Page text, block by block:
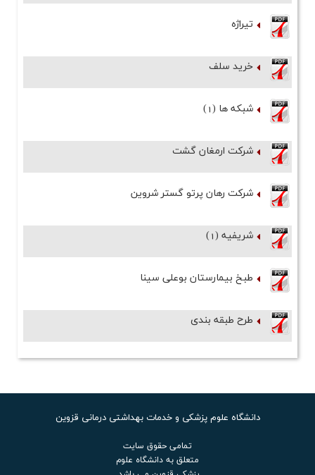
تیراژه
خرید سلف
شبکه ها (1)
شرکت ارمغان گشت
شرکت رهان پرتو گستر شروین
شریفیه (1)
طبخ بیمارستان بوعلی سینا
طرح طبقه بندی
دانشگاه علوم پزشکی و خدمات بهداشتی درمانی قزوین
تمامی حقوق سایت
متعلق به دانشگاه علوم